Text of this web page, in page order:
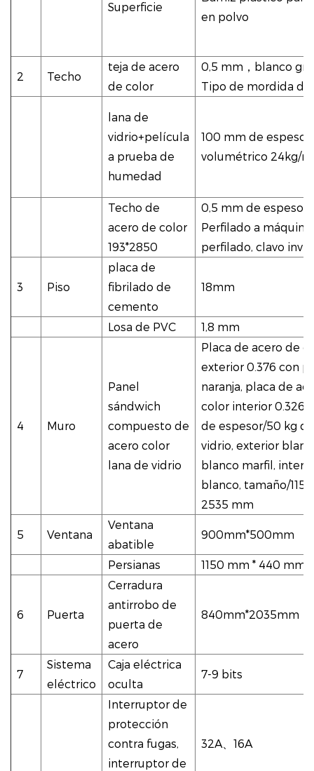
Superficie
en polvo
2 Techo
teja de acero
de color
0,5 mm ， blanco
Tipo de mordida
lana de
vidrio+película
a prueba de
humedad
100 mm de espesor
volumétrico 24kg/
Techo de
acero de color
193*2850
0,5 mm de espesor
Perfilado a máquina,
perfilado, clavo
3 Piso
placa de
fibrilado de
cemento
18mm
Losa de PVC 1,8 mm
4 Muro
Panel
sándwich
compuesto de
acero color
lana de vidrio
Placa de acero de
exterior 0.376 con
naranja, placa de
color interior 0.326/
de espesor/50 kg
vidrio, exterior
blanco marfil,
blanco, tamaño/
2535 mm
5 Ventana
Ventana
abatible
900mm*500mm
Persianas 1150 mm * 440 mm
6 Puerta
Cerradura
antirrobo de
puerta de
acero
840mm*2035mm
7
Sistema
eléctrico
Caja eléctrica
oculta
7-9 bits
Interruptor de
protección
contra fugas,
interruptor de
32A 16A